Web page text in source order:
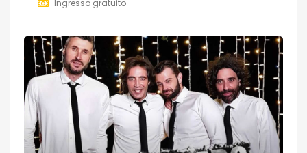
Ingresso gratuito